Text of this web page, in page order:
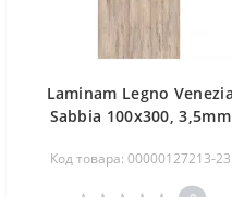
Laminam Legno Venezia
Sabbia 100x300, 3,5mm
Код товара: 00000127213-23